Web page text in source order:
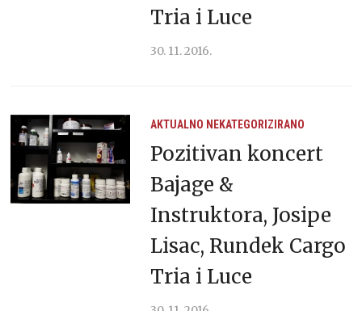
Tria i Luce
30. 11. 2016.
AKTUALNO NEKATEGORIZIRANO
Pozitivan koncert
Bajage &
Instruktora, Josipe
Lisac, Rundek Cargo
Tria i Luce